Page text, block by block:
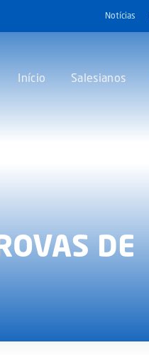
Notícias
Início Salesianos
DE